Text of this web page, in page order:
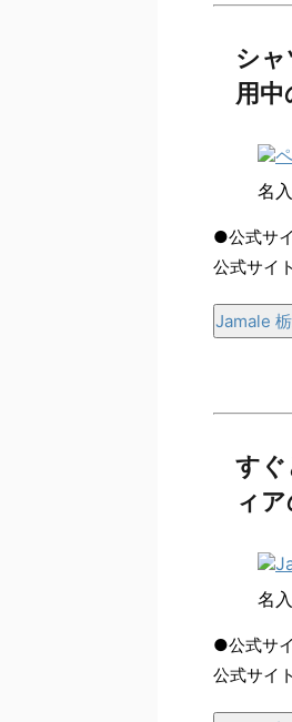
シ
用
名
●公式サ
公式サイ
Jamale
すぐ
ィ
名
●公式サ
公式サイ